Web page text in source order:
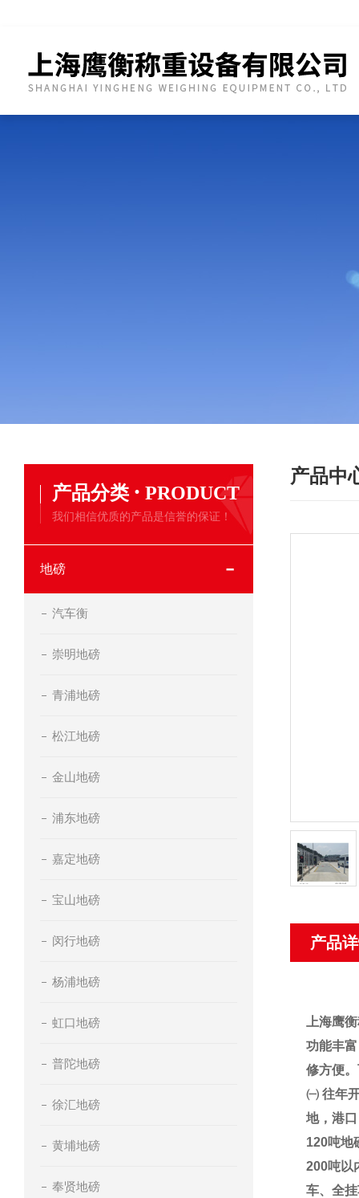
产品分类 · PRODUCT
我们相信优质的产品是信誉的保证！
地磅
汽车衡
崇明地磅
青浦地磅
松江地磅
金山地磅
浦东地磅
嘉定地磅
宝山地磅
闵行地磅
杨浦地磅
虹口地磅
普陀地磅
徐汇地磅
黄埔地磅
奉贤地磅
产品中
产品
上海鹰
功能丰
修方便
㈠ 往年
地，港
120吨地
200吨以
车、全